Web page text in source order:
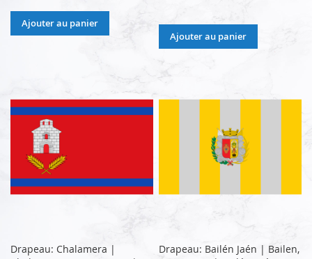
Ajouter au panier
Ajouter au panier
Drapeau: Chalamera |
Drapeau: Bailén Jaén | Bailen,